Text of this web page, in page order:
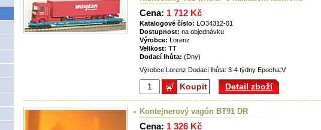
Cena: 1 712 Kč
Katalogové číslo: LO34312-01
Dostupnost: na objednávku
Výrobce: Lorenz
Velikost: TT
Dodací lhůta: (Dny)
Výrobce:Lorenz Dodací lhůta: 3-4 týdny Epocha:V
Koupit Detail zboží
Kontejnerový vagón BT91 DR
Cena: 1 326 Kč